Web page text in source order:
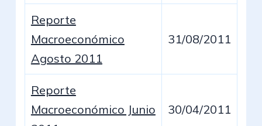
Reporte
Macroeconómico
Agosto 2011
31/08/2011
Reporte
Macroeconómico Junio
30/04/2011